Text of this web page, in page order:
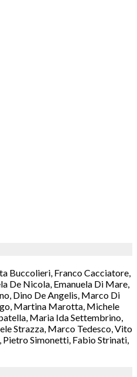
Buccolieri, Franco Cacciatore,
De Nicola, Emanuela Di Mare,
Dino De Angelis, Marco Di
Martina Marotta, Michele
Maria Ida Settembrino,
Strazza, Marco Tedesco, Vito
Simonetti, Fabio Strinati,